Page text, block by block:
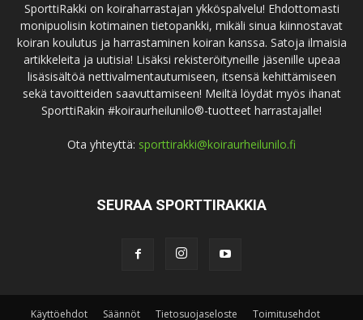
SporttiRakki on koiraharrastajan ykköspalvelu! Ehdottomasti
monipuolisin kotimainen tietopankki, mikäli sinua kiinnostavat
koiran koulutus ja harrastaminen koiran kanssa. Satoja ilmaisia
artikkeleita ja uutisia! Lisäksi rekisteröityneille jäsenille upeaa
lisäsisältöä nettivalmentautumiseen, itsensä kehittämiseen
sekä tavoitteiden saavuttamiseen! Meiltä löydät myös ihanat
SporttiRakin #koiraurheilunilo®-tuotteet harrastajalle!
Ota yhteyttä: sporttirakki@koiraurheilunilo.fi
SEURAA SPORTTIRAKKIA
Käyttöehdot Säännöt Tietosuojaseloste Toimitusehdot